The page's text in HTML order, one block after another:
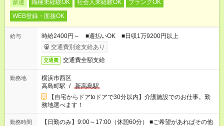
派遣 職種未経験OK 社会人未経験OK
ブランクOK
WEB登録・面接OK
給与
時給2400円～ ■週払いOK ■日収1万9200円以上
交通費別途支給あり
交通費 交通費全額支給
勤務地
横浜市西区
高島町駅 / 新高島駅
【自宅からドアtoドアで30分以内】介護施設でのお仕事。勤
務地選べます！
勤務時間
【日勤のみ】9:00～17:00（休憩60分） ■ご希望があればその他